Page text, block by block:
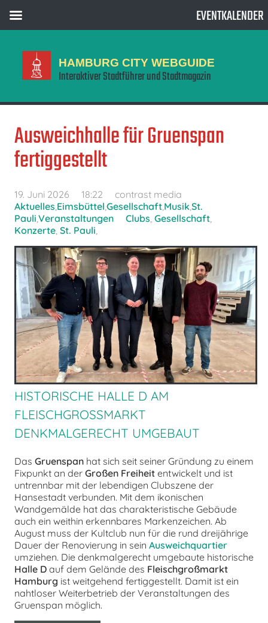
HAMBURG CITY WEBGUIDE
Interaktiver Stadtführer und Stadtmagazin
Ausweichhalle für Gruenspan
fertiggestellt
19. Juni 2026 18:22
contrast media
Aktuelles Eimsbüttel Gesellschaft Musik St.
Pauli Veranstaltungen Clubs Gesellschaft
Konzerte St. Pauli
HISTORISCHE HALLE D AM
FLEISCHGROSSMARKT D
ENKMALGERECHT UMGEBAUT
Das Gruenspan hat sich seit seiner Gründung zu einem
Fixpunkt an der Großen Freiheit entwickelt und ist
untrennbar mit der lebendigen Clubszene der
Hansestadt verbunden. Mit dem ikonischen
Wandgemälde hat das charakteristische Gebäude
auch ein weithin erkennbares Markenzeichen. Ab
August muss der Kultclub nun für die rund dreijährige
Dauer der Renovierung in sein Ausweichquartier
umziehen. Die denkmalgerecht umgebaute historische
Halle D auf dem Gelände des Fleischgroßmarkt
Hamburg ist weitgehend fertiggestellt. Damit ist ein
nahtloser Weiterbetrieb der Veranstaltungen des
Gruenspan möglich.
EVENTKALENDER